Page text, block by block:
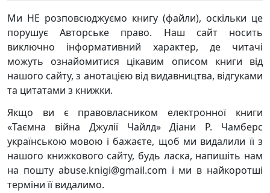
Ми НЕ розповсюджуємо книгу (файли), оскільки це
порушує Авторське право. Наш сайт носить
виключно інформативний характер, де читачі
можуть ознайомитися цікавим описом книги від
нашого сайту, з анотацією від видавництва, відгуками
та цитатами з книжки.
Якщо ви є правовласником електронної книги
«Таємна війна Джулії Чайлд» Діани Р. Чамберс
українською мовою і бажаєте, щоб ми видалили її з
нашого книжкового сайту, будь ласка, напишіть нам
на пошту abuse.knigi@gmail.com і ми в найкоротші
терміни її видалимо.